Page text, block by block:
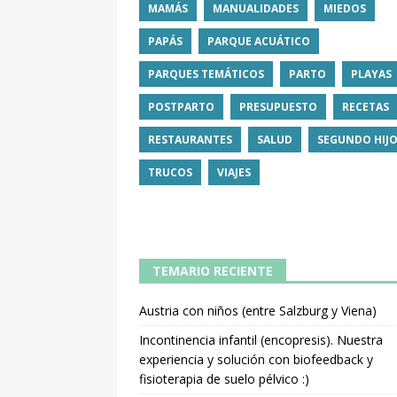
MAMÁS MANUALIDADES MIEDOS
PAPÁS PARQUE ACUÁTICO
PARQUES TEMÁTICOS PARTO PLAYAS
POSTPARTO PRESUPUESTO RECETAS
RESTAURANTES SALUD SEGUNDO HIJO
TRUCOS VIAJES
TEMARIO RECIENTE
Austria con niños (entre Salzburg y Viena)
Incontinencia infantil (encopresis). Nuestra
experiencia y solución con biofeedback y
fisioterapia de suelo pélvico :)